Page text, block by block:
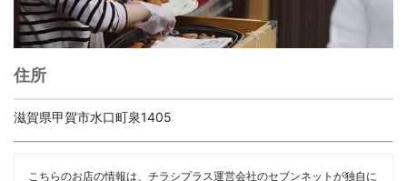
住所
滋賀県甲賀市水口町泉1405
こちらのお店の情報は、チラシプラス運営会社のセブンネットが独自に